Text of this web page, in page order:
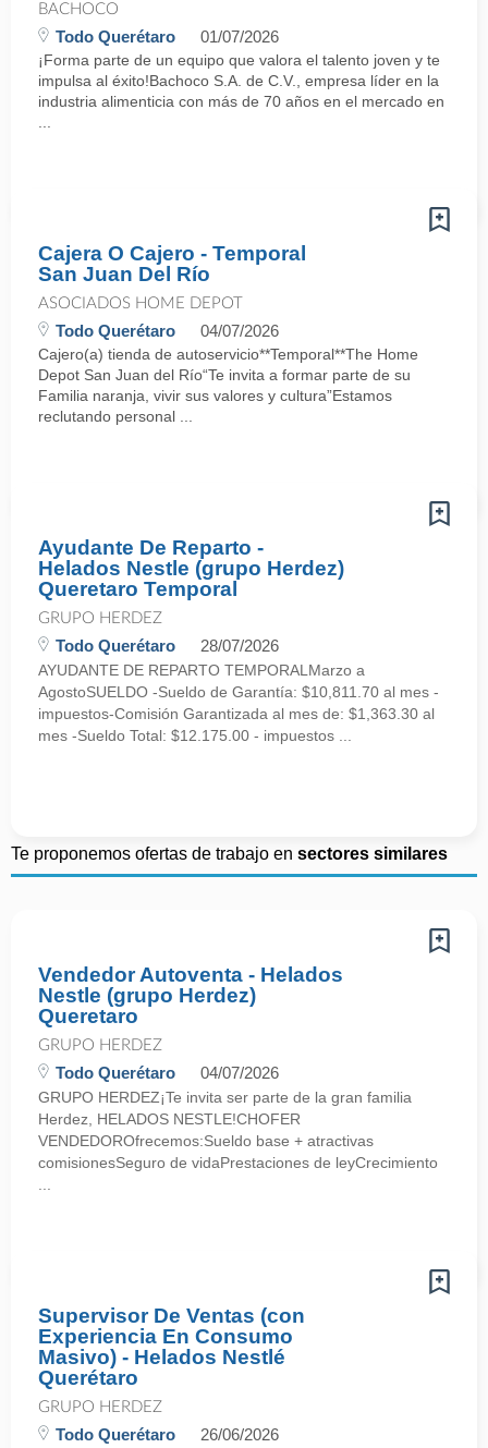
BACHOCO
Todo Querétaro 01/07/2026
¡Forma parte de un equipo que valora el talento joven y te
impulsa al éxito!Bachoco S.A. de C.V., empresa líder en la
industria alimenticia con más de 70 años en el mercado en
Cajera O Cajero - Temporal
San Juan Del Río
ASOCIADOS HOME DEPOT
Todo Querétaro 04/07/2026
Cajero(a) tienda de autoservicio**Temporal**The Home
Depot San Juan del Río“Te invita a formar parte de su
Familia naranja, vivir sus valores y cultura”Estamos
reclutando personal ...
Ayudante De Reparto -
Helados Nestle (grupo Herdez)
Queretaro Temporal
GRUPO HERDEZ
Todo Querétaro 28/07/2026
AYUDANTE DE REPARTO TEMPORALMarzo a
AgostoSUELDO -Sueldo de Garantía: $10,811.70 al mes -
impuestos-Comisión Garantizada al mes de: $1,363.30 al
mes -Sueldo Total: $12.175.00 - impuestos ...
Te proponemos ofertas de trabajo en sectores similares
Vendedor Autoventa - Helados
Nestle (grupo Herdez)
Queretaro
GRUPO HERDEZ
Todo Querétaro 04/07/2026
GRUPO HERDEZ¡Te invita ser parte de la gran familia
Herdez, HELADOS NESTLE!CHOFER
VENDEDOROfrecemos:Sueldo base + atractivas
comisionesSeguro de vidaPrestaciones de leyCrecimiento
Supervisor De Ventas (con
Experiencia En Consumo
Masivo) - Helados Nestlé
Querétaro
GRUPO HERDEZ
Todo Querétaro 26/06/2026